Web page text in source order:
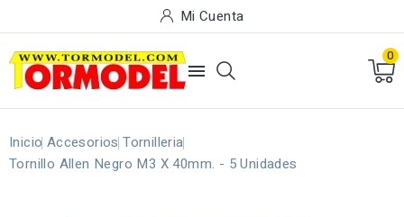
Mi Cuenta

0
Inicio Accesorios Tornilleria
Tornillo Allen Negro M3 X 40mm. - 5 Unidades